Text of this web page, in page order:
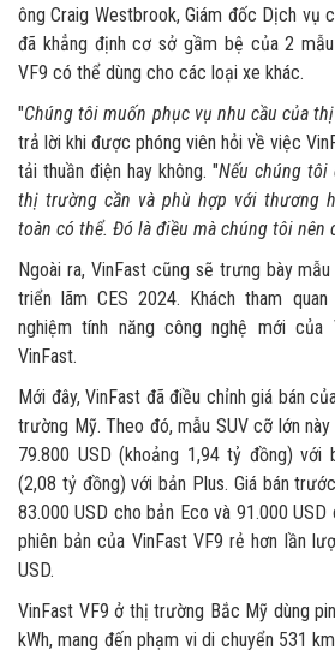
ông Craig Westbrook, Giám đốc Dịch vụ
đã khẳng định cơ sở gầm bệ của 2
VF9 có thể dùng cho các loại xe khác.
"Chúng tôi muốn phục vụ nhu cầu của
trả lời khi được phóng viên hỏi về việc
tải thuần điện hay không. "Nếu chúng
thị trường cần và phù hợp với thương
toàn có thể. Đó là điều mà chúng tôi nên
Ngoài ra, VinFast cũng sẽ trưng bày
triển lãm CES 2024. Khách tham
nghiệm tính năng công nghệ mới
VinFast.
Mới đây, VinFast đã điều chỉnh giá bán
trường Mỹ. Theo đó, mẫu SUV cỡ lớn
79.800 USD (khoảng 1,94 tỷ đồng) với
(2,08 tỷ đồng) với bản Plus. Giá bán
83.000 USD cho bản Eco và 91.000
phiên bản của VinFast VF9 rẻ hơn lần
USD.
VinFast VF9 ở thị trường Bắc Mỹ dùng
kWh, mang đến phạm vi di chuyển 531